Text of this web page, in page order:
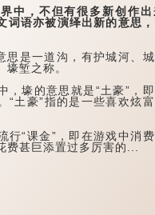
，不但有很多新创作出
词语亦被演绎出新的意思
是一道沟，有护城河、城
堑之称。
壕的意思就是“土豪”，即
“土豪”指的是一些喜欢炫富
“课金”，即在游戏中消费
费甚巨添置过多厉害的...